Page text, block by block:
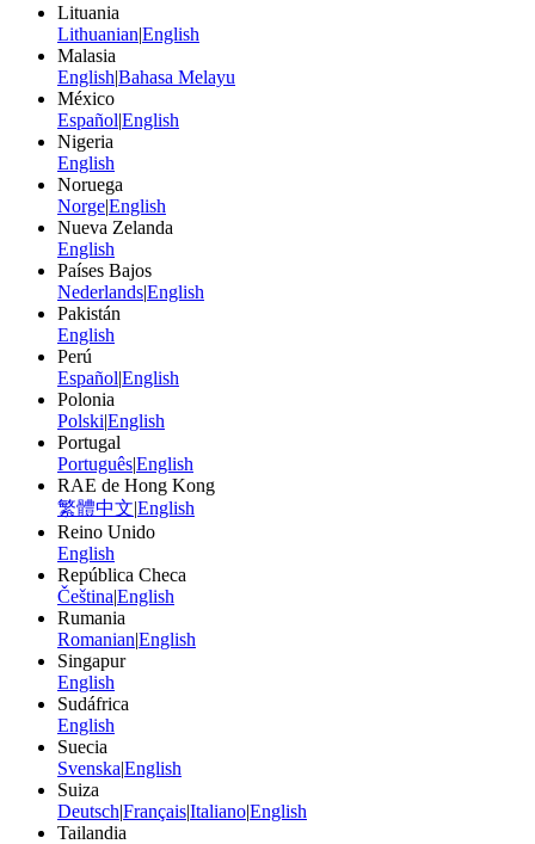
Lituania
Lithuanian|English
Malasia
English|Bahasa Melayu
México
Español|English
Nigeria
English
Noruega
Norge|English
Nueva Zelanda
English
Países Bajos
Nederlands|English
Pakistán
English
Perú
Español|English
Polonia
Polski|English
Portugal
Português|English
RAE de Hong Kong
繁體中文|English
Reino Unido
English
República Checa
Čeština|English
Rumania
Romanian|English
Singapur
English
Sudáfrica
English
Suecia
Svenska|English
Suiza
Deutsch|Français|Italiano|English
Tailandia